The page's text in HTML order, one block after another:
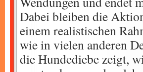
Dabei bleiben die
einem realistischen
wie in vielen anderen
die Hundediebe zeigt,